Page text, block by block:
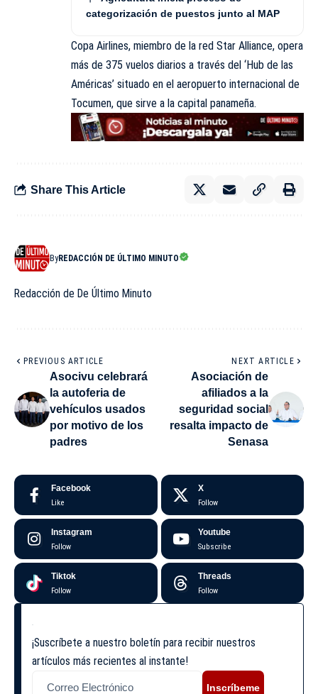
categorización de puestos junto al MAP
Copa Airlines, miembro de la red Star Alliance, opera
más de 375 vuelos diarios a través del ‘Hub de las
Américas’ situado en el aeropuerto internacional de
Tocumen, que sirve a la capital panameña.
Share This Article
ByREDACCIÓN DE ÚLTIMO MINUTO
Redacción de De Último Minuto
PREVIOUS ARTICLE
Asocivu celebrará
la autoferia de
vehículos usados
por motivo de los
padres
NEXT ARTICLE
Asociación de
afiliados a la
seguridad social
resalta impacto de
Senasa
Facebook
Like
X
Follow
Instagram
Follow
Youtube
Subscribe
Tiktok
Follow
Threads
Follow
¡Suscríbete a nuestro boletín para recibir nuestros
artículos más recientes al instante!
Inscríbeme